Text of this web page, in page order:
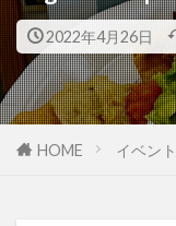
2022年4月26日
HOME イベン